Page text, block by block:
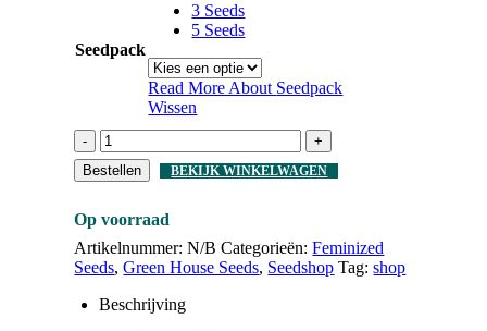
Seedpack
3 Seeds
5 Seeds
Read More About Seedpack
Wissen
-
+
Bestellen
BEKIJK WINKELWAGEN
Op voorraad
Artikelnummer:N/B Categorieën:Feminized
Seeds,Green House Seeds, Seedshop Tag:shop
Beschrijving